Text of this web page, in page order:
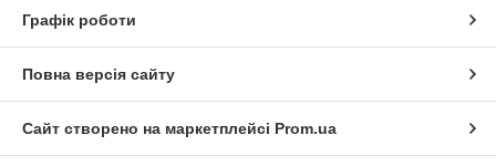
Графік роботи
Повна версія сайту
Сайт створено на маркетплейсі Prom.ua